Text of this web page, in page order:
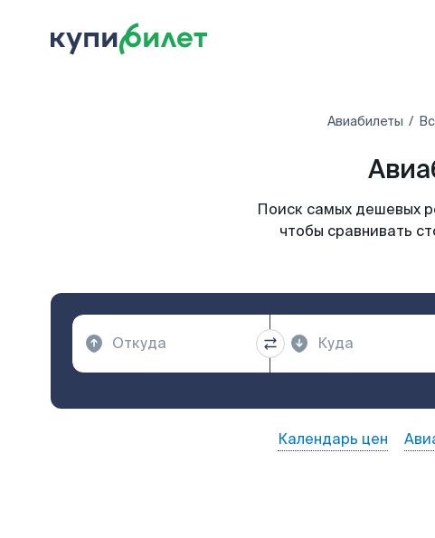
Авиабилеты
Поиск самых дешевых
чтобы сравнивать
Календарь цен